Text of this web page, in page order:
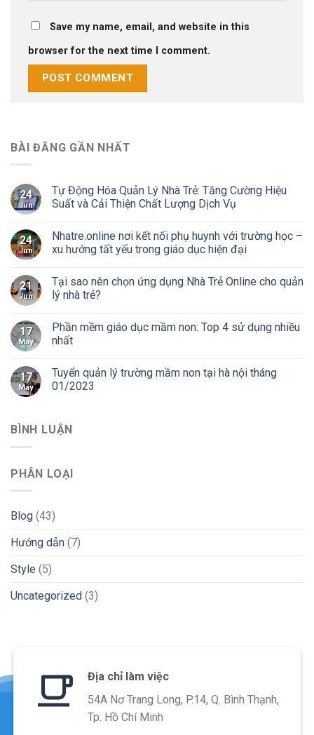
Save my name, email, and website in this
browser for the next time I comment.
BÀI ĐĂNG GẦN NHẤT
24
Jun
Tự Động Hóa Quản Lý Nhà Trẻ: Tăng Cường Hiệu
Suất và Cải Thiện Chất Lượng Dịch Vụ
24
Jun
Nhatre.online nơi kết nối phụ huynh với trường học –
xu hướng tất yếu trong giáo dục hiện đại
21
Jun
Tại sao nên chọn ứng dụng Nhà Trẻ Online cho quản
lý nhà trẻ?
17
May
Phần mềm giáo dục mầm non: Top 4 sử dụng nhiều
nhất
17
May
Tuyển quản lý trường mầm non tại hà nội tháng
01/2023
BÌNH LUẬN
PHÂN LOẠI
Blog (43)
Hướng dẫn (7)
Style (5)
Uncategorized (3)
Địa chỉ làm việc
54A Nơ Trang Long, P.14, Q. Bình Thạnh,
Tp. Hồ Chí Minh